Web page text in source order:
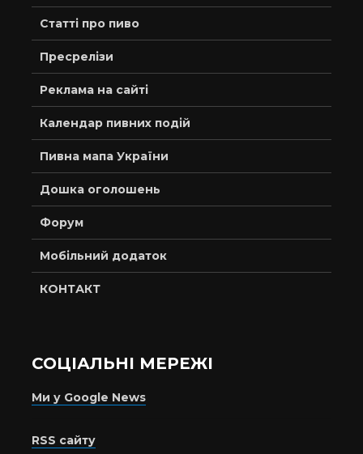
Статті про пиво
Пресрелізи
Реклама на сайті
Календар пивних подій
Пивна мапа України
Дошка оголошень
Форум
Мобільний додаток
КОНТАКТ
СОЦІАЛЬНІ МЕРЕЖІ
Ми у Google News
RSS сайту